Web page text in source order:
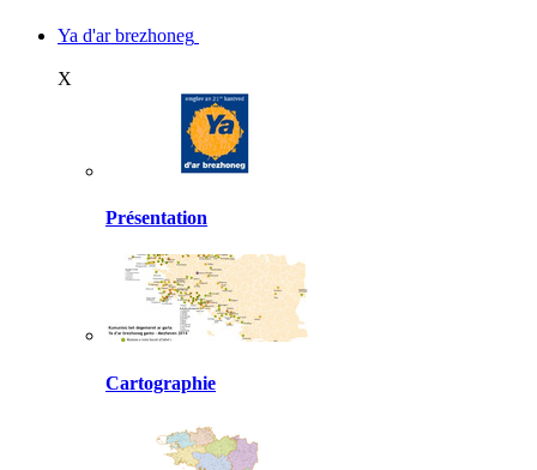
Ya d'ar brezhoneg
X
Présentation
Cartographie